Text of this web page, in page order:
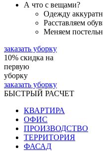
А что с вещами?
Одежду
Расставляем
Меняем
заказать уборку
10% скидка на
первую
уборку
заказать уборку
БЫСТРЫЙ РАСЧЕТ
КВАРТИРА
ОФИС
ПРОИЗВОДСТВО
ТЕРРИТОРИЯ
ФАСАД